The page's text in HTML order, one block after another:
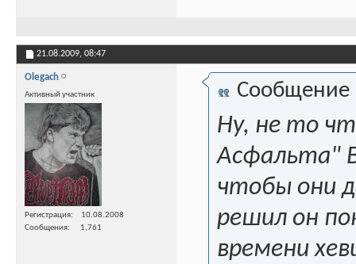
21.08.2009, 08:47
Olegach
Активный участник
Регистрация
10.08.2008
Сообщения
1,761
Сообщение
Ну, не то
Асфальта"
чтобы они
решил он
времени